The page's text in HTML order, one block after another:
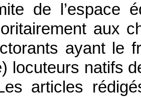
de l’espace
aux
ayant le
locuteurs natifs
articles